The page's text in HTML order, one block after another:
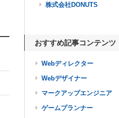
株式会社DONUTS
おすすめ記事コンテンツ
Webディレクター
Webデザイナー
マークアップエンジニア
ゲームプランナー